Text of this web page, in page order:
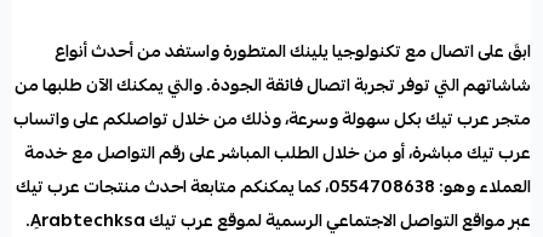
ابقَ على اتصال مع تكنولوجيا يلينك المتطورة واستفد من أحدث أنواع
شاشاتهم التي توفر تجربة اتصال فائقة الجودة. والتي يمكنك الآن طلبها من
متجر عرب تيك بكل سهولة وسرعة، وذلك من خلال تواصلكم علىواتساب
عرب تيكمباشرة، أو من خلال الطلب المباشر على رقم التواصل مع خدمة
العملاء وهو: 0554708638، كما يمكنكم متابعة احدث منتجات عرب تيك
عبر مواقع التواصل الاجتماعي الرسمية لموقع عرب تيكAِrabtechksa.